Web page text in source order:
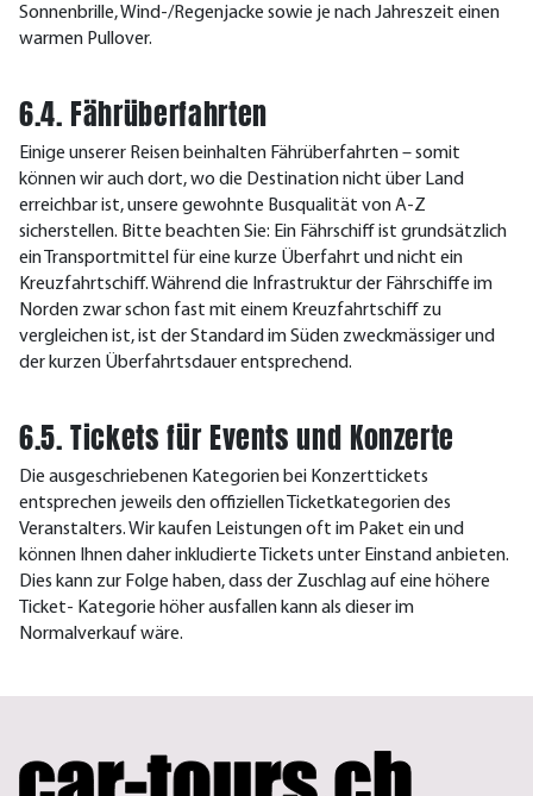
Sonnenbrille, Wind-/Regenjacke sowie je nach Jahreszeit einen
warmen Pullover.
6.4. Fährüberfahrten
Einige unserer Reisen beinhalten Fährüberfahrten – somit
können wir auch dort, wo die Destination nicht über Land
erreichbar ist, unsere gewohnte Busqualität von A-Z
sicherstellen. Bitte beachten Sie: Ein Fährschiff ist grundsätzlich
ein Transportmittel für eine kurze Überfahrt und nicht ein
Kreuzfahrtschiff. Während die Infrastruktur der Fährschiffe im
Norden zwar schon fast mit einem Kreuzfahrtschiff zu
vergleichen ist, ist der Standard im Süden zweckmässiger und
der kurzen Überfahrtsdauer entsprechend.
6.5. Tickets für Events und Konzerte
Die ausgeschriebenen Kategorien bei Konzerttickets
entsprechen jeweils den offiziellen Ticketkategorien des
Veranstalters. Wir kaufen Leistungen oft im Paket ein und
können Ihnen daher inkludierte Tickets unter Einstand anbieten.
Dies kann zur Folge haben, dass der Zuschlag auf eine höhere
Ticket- Kategorie höher ausfallen kann als dieser im
Normalverkauf wäre.